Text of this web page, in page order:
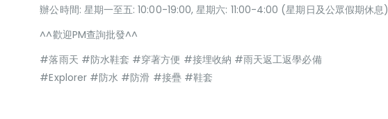
辦公時間: 星期一至五: 10:00-19:00, 星期六: 11:00-4:00 (星期日及公眾假期休息)
^^歡迎PM查詢批發^^
#落雨天 #防水鞋套 #穿著方便 #接埋收納 #雨天返工返學必備
#Explorer #防水 #防滑 #接疊 #鞋套